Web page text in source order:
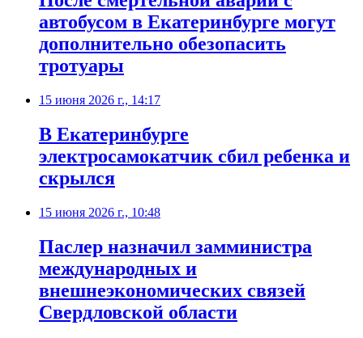
автобусом в Екатеринбурге могут
дополнительно обезопасить
тротуары
15 июня 2026 г., 14:17
В Екатеринбурге
электросамокатчик сбил ребенка и
скрылся
15 июня 2026 г., 10:48
Паслер назначил замминистра
международных и
внешнеэкономических связей
Свердловской области